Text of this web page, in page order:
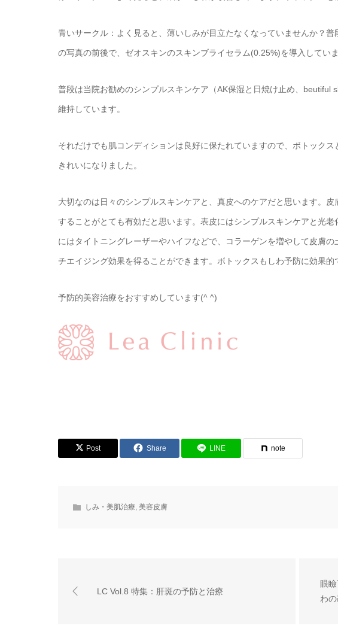
青いサークル：よく見ると、薄いしみが目立たなくなっていませんか？
の写真の前後で、ゼオスキンのスキンブライセラム(0.25%)を導入していま
普段は当院お勧めのシンプルスキンケア（AK保湿と日焼け止め、beutiful
維持しています。
それだけでも肌コンディションは良好に保たれていますので、ボトック
きれいになりました。
大切なのは日々のシンプルスキンケアと、真皮へのケアだと思います。
することがとても有効だと思います。表皮にはシンプルスキンケアと光
にはタイトニングレーザーやハイフなどで、コラーゲンを増やして皮膚
チエイジング効果を得ることができます。ボトックスもしわ予防に効果的
予防的美容治療をおすすめしています(^ ^)
Post Share LINE note
しみ・美肌治療, 美容皮膚
LC Vol.8 特集：肝斑の予防と治療
眼
わ